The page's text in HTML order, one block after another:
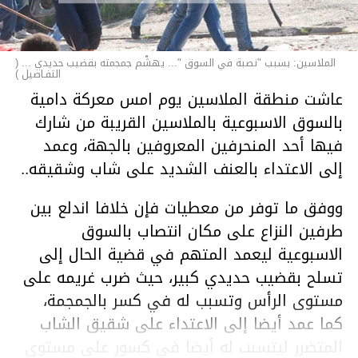
الملاسين: بسبب "نصبة في السوق "... يهشّم جمجمته بقضيب حديدي ... (
التفـاصيل )
عاشت منطقة الملاسين يوم امس معركة دامية
بالسوق الاسبوعية بالملاسين القريبة من شارك
فيها أحد المنحرفين المعروفين بالجهة، وعمد
إلى الاعتداء بالعنف الشديد على شاب وشقيقه..
ووفق ما توفر من معطيات فإن خلافا اندلع بين
طرفين النزاع على مكان انتصاب بالسوق
الاسبوعية ليعمد المتهم في قضية الحال إلى
تسلح بقضيب حديدي كبير، حيث ضرب غريمه على
مستوى الرأس وتسبب له في كسر بالجمجمة،
كما عمد أيضا إلى الاعتداء على شقيق الشاب
المتضرر ليتسبب له أيضا في كسور على مستوى